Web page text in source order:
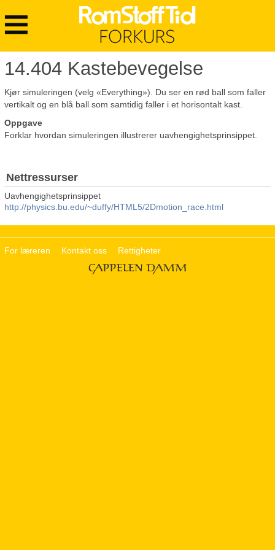
Hovedmeny
Rom
stoff
Forkurs
14.404 Kastebevegelse
Kjør simuleringen (velg «Everything»). Du ser en rød ball som faller
vertikalt og en blå ball som samtidig faller i et horisontalt kast.
Oppgave
Forklar hvordan simuleringen illustrerer uavhengighetsprinsippet.
Nettressurser
Uavhengighetsprinsippet
http://physics.bu.edu/~duffy/HTML5/2Dmotion_race.html
For læreren Kontakt oss Rettigheter